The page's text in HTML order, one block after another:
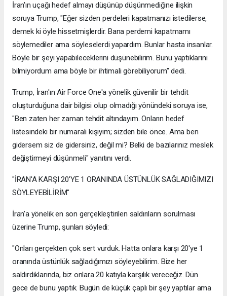
İran'ın uçağı hedef almayı düşünüp düşünmediğine ilişkin
soruya Trump, "Eğer sizden perdeleri kapatmanızı istedilerse,
demek ki öyle hissetmişlerdir. Bana perdemi kapatmamı
söylemediler ama söyleselerdi yapardım. Bunlar hasta insanlar.
Böyle bir şeyi yapabileceklerini düşünebilirim. Bunu yaptıklarını
bilmiyordum ama böyle bir ihtimali görebiliyorum" dedi.
Trump, İran'ın Air Force One'a yönelik güvenilir bir tehdit
oluşturduğuna dair bilgisi olup olmadığı yönündeki soruya ise,
"Ben zaten her zaman tehdit altındayım. Onların hedef
listesindeki bir numaralı kişiyim; sizden bile önce. Ama ben
gidersem siz de gidersiniz, değil mi? Belki de bazılarınız meslek
değiştirmeyi düşünmeli" yanıtını verdi.
"İRAN'A KARŞI 20'YE 1 ORANINDA ÜSTÜNLÜK SAĞLADIĞIMIZI
SÖYLEYEBİLİRİM"
İran'a yönelik en son gerçekleştirilen saldırıların sorulması
üzerine Trump, şunları söyledi:
"Onları gerçekten çok sert vurduk. Hatta onlara karşı 20'ye 1
oranında üstünlük sağladığımızı söyleyebilirim. Bize her
saldırdıklarında, biz onlara 20 katıyla karşılık vereceğiz. Dün
gece de bunu yaptık. Bugün de küçük çaplı bir şey yaptılar ama